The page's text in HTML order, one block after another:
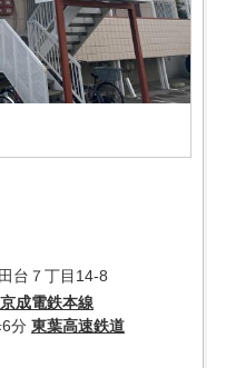
台７丁目14-8
京成電鉄本線
分 東葉高速鉄道